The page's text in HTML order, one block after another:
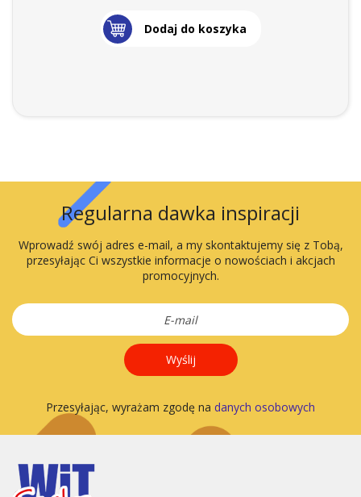
Dodaj do koszyka
Regularna dawka inspiracji
Wprowadź swój adres e-mail, a my skontaktujemy się z Tobą,
przesyłając Ci wszystkie informacje o nowościach i akcjach
promocyjnych.
Wyślij
Przesyłając, wyrażam zgodę na danych osobowych